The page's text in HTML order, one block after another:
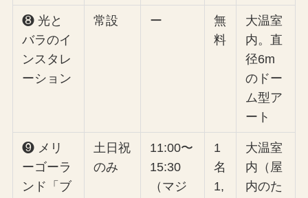
❽ 光と
バラのイ
ンスタレ
ーション
常設 ー
無
料
大温室
内。直
径6m
のドー
ム型ア
ート
❾ メリ
ーゴーラ
ンド「ブ
土日祝
のみ
11:00〜
15:30
（マジ
1
名
1,
大温室
内（屋
内のた